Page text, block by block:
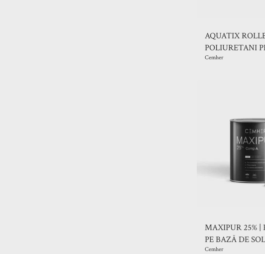
AQUATIX
POLIURETANI
Cemher
MAXIPUR 25% |
PE BAZĂ DE
Cemher